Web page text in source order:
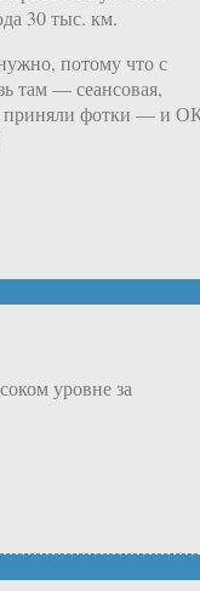
30 тыс. км.
потому что с
там — сеансовая,
приняли фотки — и
уровне за